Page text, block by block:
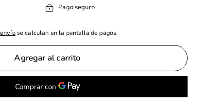
Pago seguro
se calculan en la pantalla de pagos.
Agregar al carrito